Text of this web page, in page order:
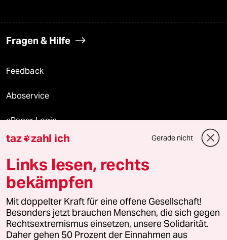
Fragen & Hilfe
Feedback
Aboservice
ePaper Login
Downloads für Abonnierende
© 2026 taz Verlags und Vertriebs GmbH
Alle Rechte vorbehalten. Bei rechtlichen Fragen oder für Genehmigungen
wenden Sie sich bitte an
lizenzen@taz.de
taz zahl ich Gerade nicht
Links lesen, rechts
bekämpfen
Mit doppelter Kraft für eine offene Gesellschaft!
Besonders jetzt brauchen Menschen, die sich gegen
Rechtsextremismus einsetzen, unsere Solidarität.
Daher gehen 50 Prozent der Einnahmen aus